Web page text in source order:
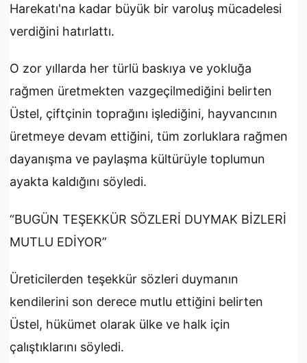
Harekatı'na kadar büyük bir varoluş mücadelesi
verdiğini hatırlattı.
O zor yıllarda her türlü baskıya ve yokluğa
rağmen üretmekten vazgeçilmediğini belirten
Üstel, çiftçinin toprağını işlediğini, hayvancının
üretmeye devam ettiğini, tüm zorluklara rağmen
dayanışma ve paylaşma kültürüyle toplumun
ayakta kaldığını söyledi.
“BUGÜN TEŞEKKÜR SÖZLERİ DUYMAK BİZLERİ
MUTLU EDİYOR”
Üreticilerden teşekkür sözleri duymanın
kendilerini son derece mutlu ettiğini belirten
Üstel, hükümet olarak ülke ve halk için
çalıştıklarını söyledi.